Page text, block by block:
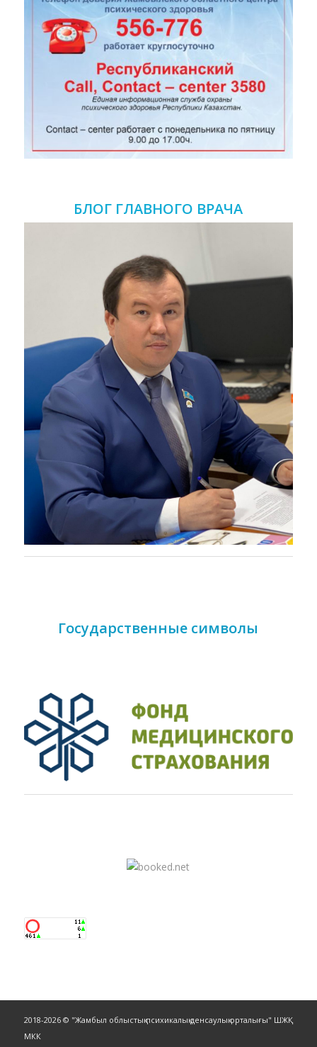
БЛОГ ГЛАВНОГО ВРАЧА
Государственные символы
2018-2026 © "Жамбыл облыстық психикалық денсаулық орталығы" ШЖҚ
МКК